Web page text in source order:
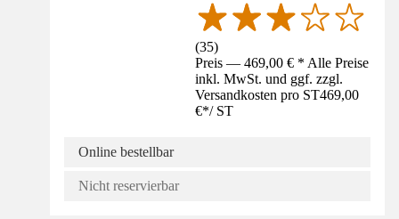
(35)
Preis — 469,00 € * Alle Preise
inkl. MwSt. und ggf. zzgl.
Versandkosten pro ST469,00
€*/ ST
Online bestellbar
Nicht reservierbar